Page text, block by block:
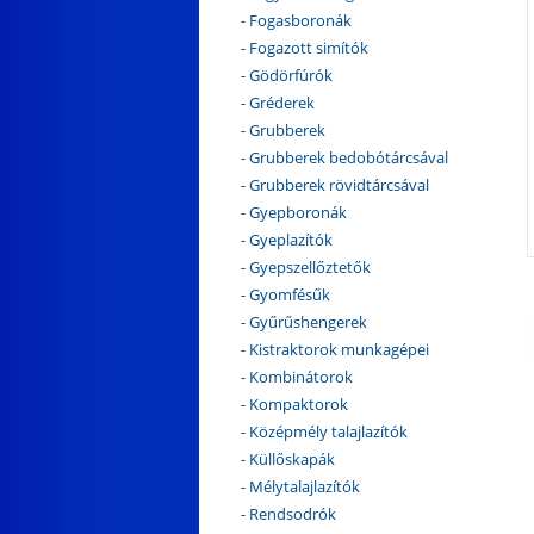
- Fogasboronák
- Fogazott simítók
- Gödörfúrók
- Gréderek
- Grubberek
- Grubberek bedobótárcsával
- Grubberek rövidtárcsával
- Gyepboronák
- Gyeplazítók
- Gyepszellőztetők
- Gyomfésűk
- Gyűrűshengerek
- Kistraktorok munkagépei
- Kombinátorok
- Kompaktorok
- Középmély talajlazítók
- Küllőskapák
- Mélytalajlazítók
- Rendsodrók